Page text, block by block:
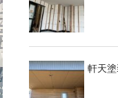
軒天